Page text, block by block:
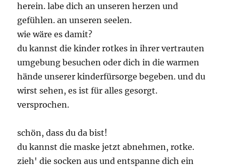
herein. labe dich an unseren herzen und
gefühlen. an unseren seelen.
wie wäre es damit?
du kannst die kinder rotkes in ihrer vertrauten
umgebung besuchen oder dich in die warmen
hände unserer kinderfürsorge begeben. und du
wirst sehen, es ist für alles gesorgt.
versprochen.
schön, dass du da bist!
du kannst die maske jetzt abnehmen, rotke.
zieh' die socken aus und entspanne dich ein